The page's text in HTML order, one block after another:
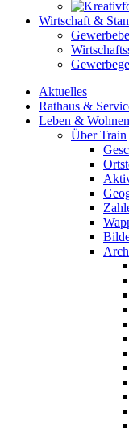
Wirtschaft &
Aktuelles
Rathaus &
Leben & Wohnen
Über Train